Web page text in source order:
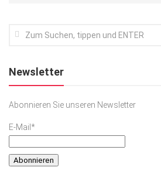
Kunst & Kultur
Ausflug & Reise
Podcast
Top Branchen
SACHSEN IN PARIS
Newsletter
Abonnieren Sie unseren Newsletter
E-Mail*